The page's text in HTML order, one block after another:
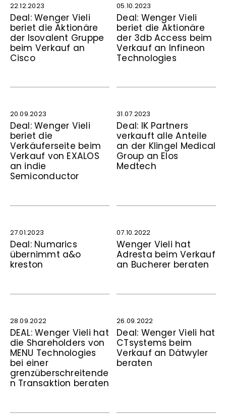
22.12.2023
Deal: Wenger Vieli
beriet die Aktionäre
der Isovalent Gruppe
beim Verkauf an
Cisco
05.10.2023
Deal: Wenger Vieli
beriet die Aktionäre
der 3db Access beim
Verkauf an Infineon
Technologies
20.09.2023
Deal: Wenger Vieli
beriet die
Verkäuferseite beim
Verkauf von EXALOS
an indie
Semiconductor
31.07.2023
Deal: IK Partners
verkauft alle Anteile
an der Klingel Medical
Group an Elos
Medtech
27.01.2023
Deal: Numarics
übernimmt a&o
kreston
07.10.2022
Wenger Vieli hat
Adresta beim Verkauf
an Bucherer beraten
28.09.2022
DEAL: Wenger Vieli hat
die Shareholders von
MENU Technologies
bei einer
grenzüberschreitende
n Transaktion beraten
26.09.2022
Deal: Wenger Vieli hat
CTsystems beim
Verkauf an Dätwyler
beraten